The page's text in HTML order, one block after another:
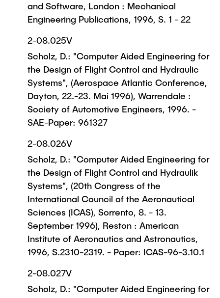
and Software, London : Mechanical
Engineering Publications, 1996, S. 1 - 22
2-08.025V
Scholz, D.: "Computer Aided Engineering for
the Design of Flight Control and Hydraulic
Systems", (Aerospace Atlantic Conference,
Dayton, 22.-23. Mai 1996), Warrendale :
Society of Automotive Engineers, 1996. -
SAE-Paper: 961327
2-08.026V
Scholz, D.: "Computer Aided Engineering for
the Design of Flight Control and Hydraulik
Systems", (20th Congress of the
International Council of the Aeronautical
Sciences (ICAS), Sorrento, 8. - 13.
September 1996), Reston : American
Institute of Aeronautics and Astronautics,
1996, S.2310-2319. - Paper: ICAS-96-3.10.1
2-08.027V
Scholz, D.: "Computer Aided Engineering for